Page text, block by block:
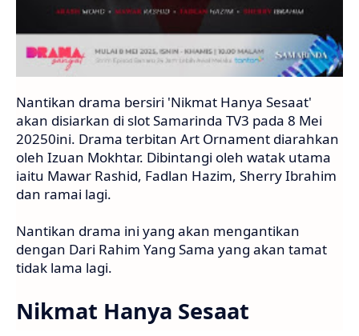
Nantikan drama bersiri 'Nikmat Hanya Sesaat'
akan disiarkan di slot Samarinda TV3 pada 8 Mei
20250ini. Drama terbitan Art Ornament diarahkan
oleh Izuan Mokhtar. Dibintangi oleh watak utama
iaitu Mawar Rashid, Fadlan Hazim, Sherry Ibrahim
dan ramai lagi.
Nantikan drama ini yang akan mengantikan
dengan Dari Rahim Yang Sama yang akan tamat
tidak lama lagi.
Nikmat Hanya Sesaat